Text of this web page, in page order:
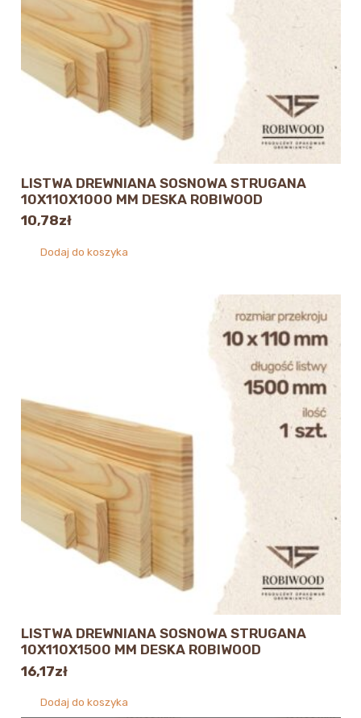
LISTWA DREWNIANA SOSNOWA STRUGANA
10X110X1000 MM DESKA ROBIWOOD
10,78zł
Dodaj do koszyka
LISTWA DREWNIANA SOSNOWA STRUGANA
10X110X1500 MM DESKA ROBIWOOD
16,17zł
Dodaj do koszyka